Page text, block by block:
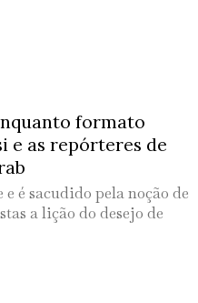
formato
e as repórteres de
é sacudido pela noção de
a lição do desejo de